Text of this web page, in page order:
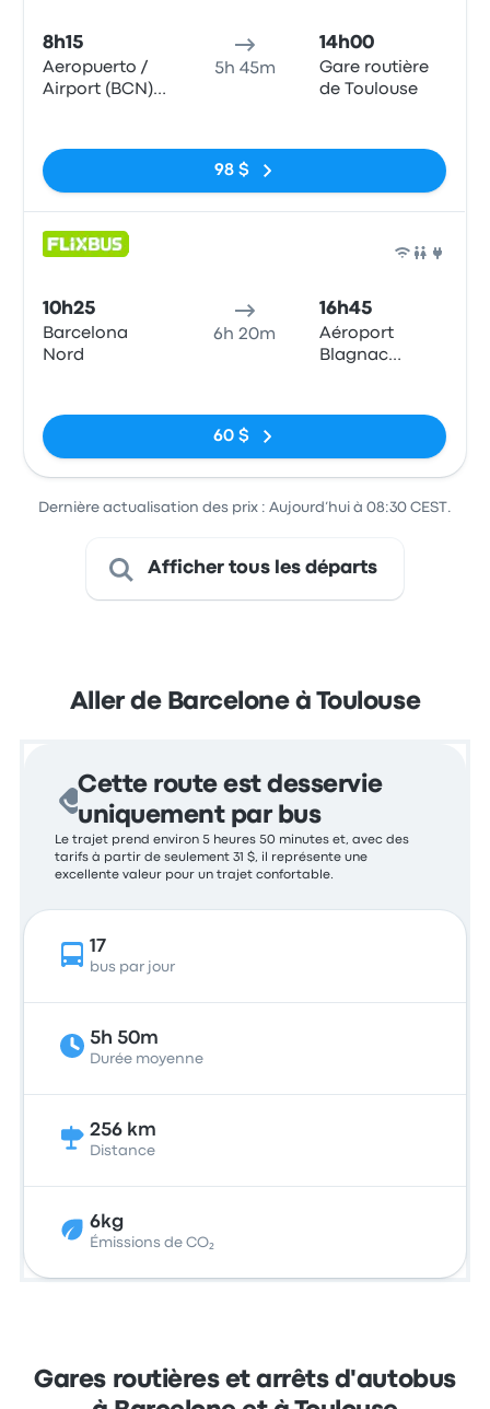
8h15
Aeropuerto /
Airport (BCN)
5h 45m
14h00
Gare routière
de Toulouse
98 $
10h25
Barcelona
Nord
6h 20m
16h45
Aéroport
Blagnac
60 $
Dernière actualisation des prix : Aujourd’hui à 08:30 CEST.
Afficher tous les départs
Aller de Barcelone à Toulouse
Cette route est desservie
uniquement par bus
Le trajet prend environ 5 heures 50 minutes et, avec des
tarifs à partir de seulement 31 $, il représente une
excellente valeur pour un trajet confortable.
17
bus par jour
5h 50m
Durée moyenne
256 km
Distance
6kg
Émissions de CO₂
Gares routières et arrêts d'autobus